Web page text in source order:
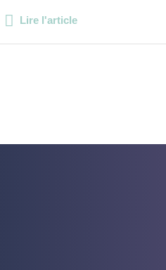
Lire l'article